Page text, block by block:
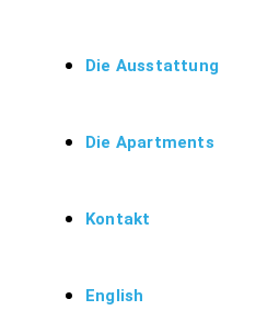
Die Ausstattung
Die Apartments
Kontakt
English